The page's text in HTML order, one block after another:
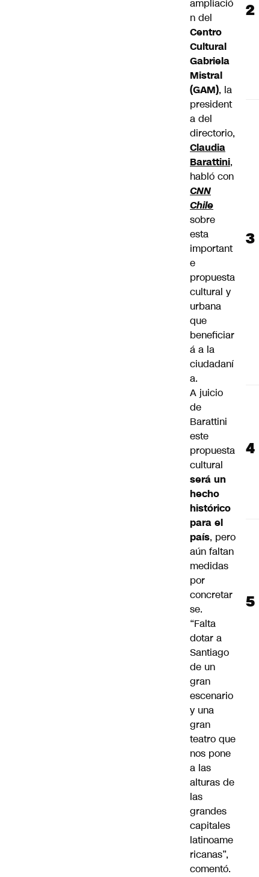
ampliació
n del
Centro
Cultural
Gabriela
Mistral
(GAM), la
president
a del
directorio,
Claudia
Barattini,
habló con
CNN
Chile
sobre
esta
important
e
propuesta
cultural y
urbana
que
beneficiar
á a la
ciudadaní
a.
A juicio
de
Barattini
este
propuesta
cultural
será un
hecho
histórico
para el
país, pero
aún faltan
medidas
por
concretar
se.
“Falta
dotar a
Santiago
de un
gran
escenario
y una
gran
teatro que
nos pone
a las
alturas de
las
grandes
capitales
latinoame
ricanas”,
comentó.